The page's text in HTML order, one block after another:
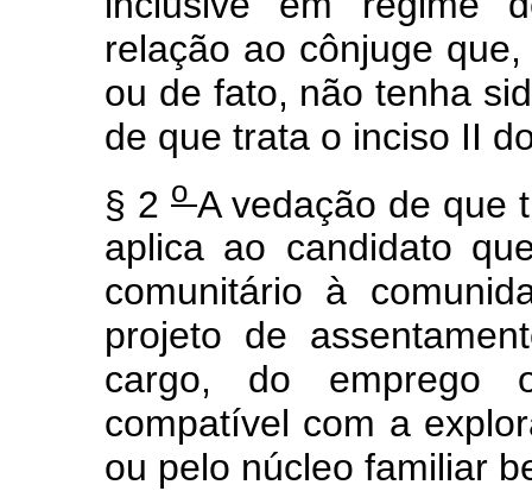
relação ao cônjuge
ou de fato, não tenha
de que trata o inciso II
§ 2 o A vedação de que
aplica ao candidato
comunitário à
projeto de
cargo, do emprego
compatível com a
ou pelo núcleo familiar